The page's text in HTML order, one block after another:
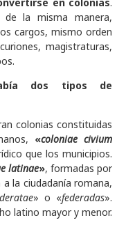
de la misma manera,
cargos, mismo orden
magistraturas,
dos tipos de
colonias constituidas
«coloniae civium
que los municipios.
latinae», formadas por
la ciudadanía romana,
» o «federadas».
latino mayor y menor.